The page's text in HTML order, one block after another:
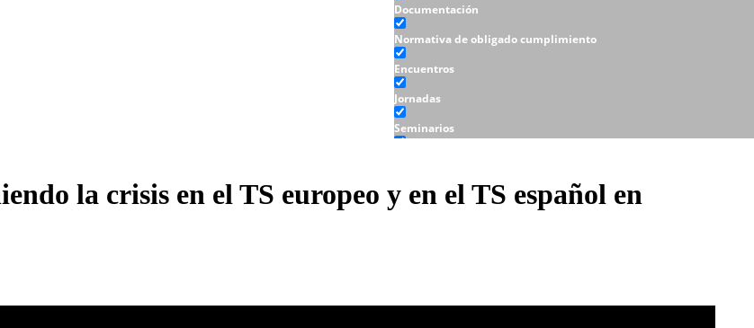
Documentación
Normativa de obligado cumplimiento
Encuentros
Jornadas
Seminarios
la crisis en el TS europeo y en el TS español en